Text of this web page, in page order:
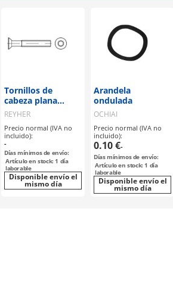
Tornillos de
cabeza plana
avellanada DIN
965 / Zincado A 2
REYHER
Precio normal (IVA no
incluido):
-
Días mínimos de envío:
Artículo en stock: 1 día
laborable
Disponible envío el
mismo día
Arandela
ondulada
OCHIAI
Precio normal (IVA no
incluido):
0.10 €-
Días mínimos de envío:
Artículo en stock: 1 día
laborable
Disponible envío el
mismo día